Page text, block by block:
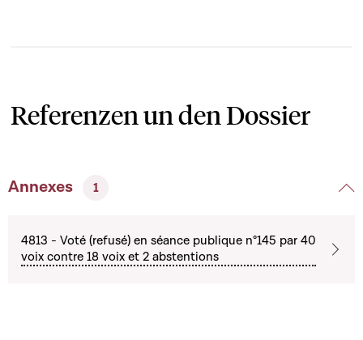
Referenzen un den Dossier
Annexes 1
4813 - Voté (refusé) en séance publique n°145 par 40
voix contre 18 voix et 2 abstentions